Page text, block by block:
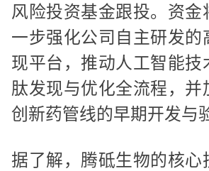
风险投资基金跟投。资金
一步强化公司自主研发的
现平台，推动人工智能技
肽发现与优化全流程，并
创新药管线的早期开发与
据了解，腾砥生物的核心